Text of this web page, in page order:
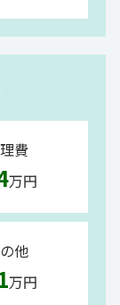
費
万円
他
万円